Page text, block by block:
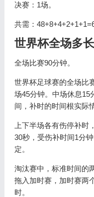
决赛：1场。
共需：
世界杯全场多
全场比赛90分钟。
世界杯足球赛的全场比
场45分钟。中场休息15
间，补时的时间根实际
上下半场各有伤停补时
30秒，受伤补时间1分
定。
淘汰赛中，标准时间的
拖入加时赛，加时赛两
时。